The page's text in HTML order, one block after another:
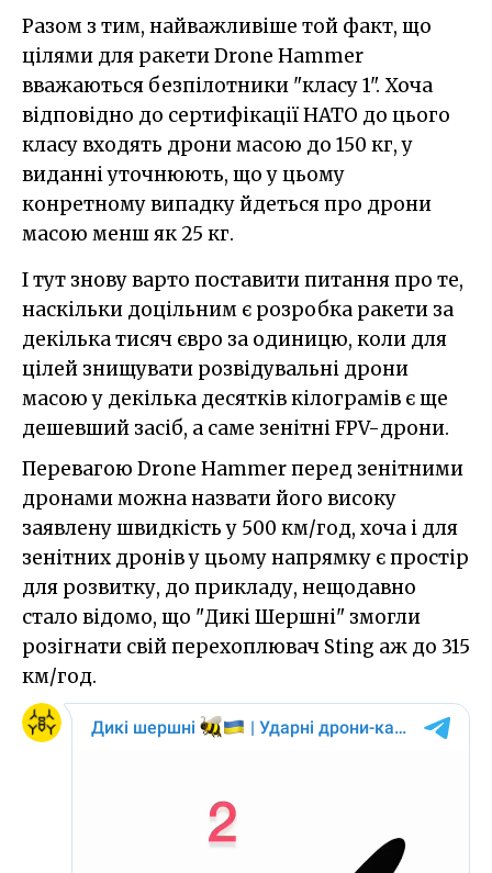
Разом з тим, найважливіше той факт, що
цілями для ракети Drone Hammer
вважаються безпілотники "класу 1". Хоча
відповідно до сертифікації НАТО до цього
класу входять дрони масою до 150 кг, у
виданні уточнюють, що у цьому
конретному випадку йдеться про дрони
масою менш як 25 кг.
І тут знову варто поставити питання про те,
наскільки доцільним є розробка ракети за
декілька тисяч євро за одиницю, коли для
цілей знищувати розвідувальні дрони
масою у декілька десятків кілограмів є ще
дешевший засіб, а саме зенітні FPV-дрони.
Перевагою Drone Hammer перед зенітними
дронами можна назвати його високу
заявлену швидкість у 500 км/год, хоча і для
зенітних дронів у цьому напрямку є простір
для розвитку, до прикладу, нещодавно
стало відомо, що "Дикі Шершні" змогли
розігнати свій перехоплювач Sting аж до 315
км/год.